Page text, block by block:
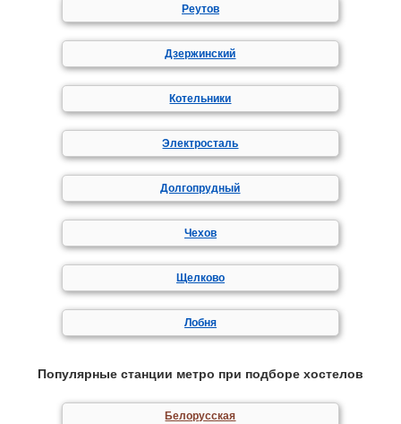
Реутов
Дзержинский
Котельники
Электросталь
Долгопрудный
Чехов
Щелково
Лобня
Популярные станции метро при подборе хостелов
Белорусская